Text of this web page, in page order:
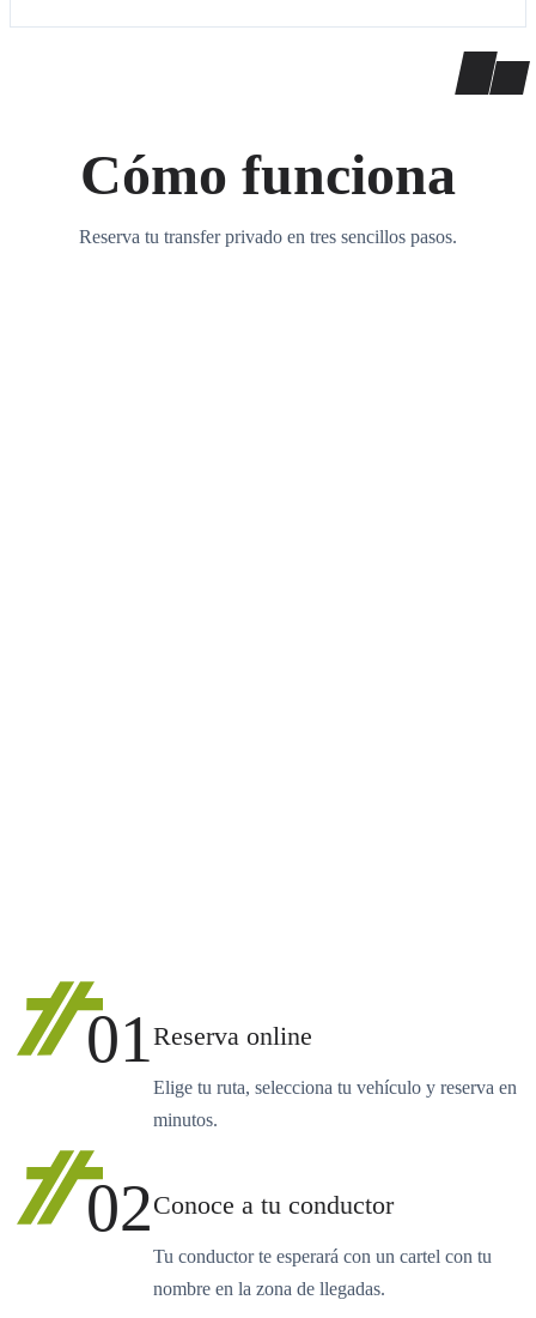
Cómo funciona
Reserva tu transfer privado en tres sencillos pasos.
01Reserva online
Elige tu ruta, selecciona tu vehículo y reserva en
minutos.
02Conoce a tu conductor
Tu conductor te esperará con un cartel con tu
nombre en la zona de llegadas.